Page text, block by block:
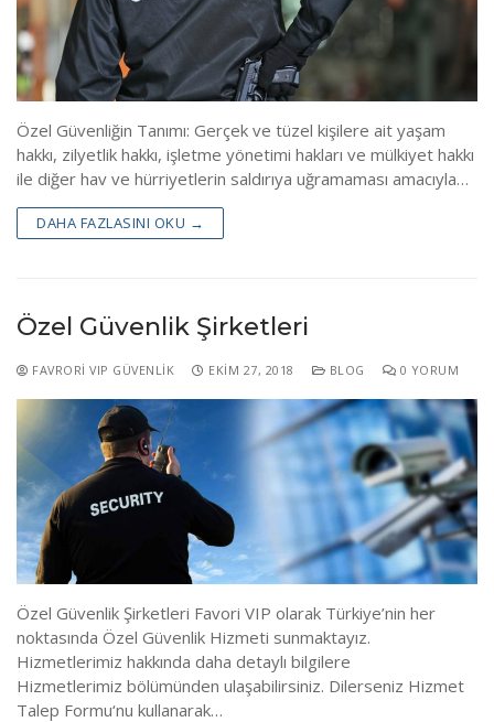
Sınav Yerleri
ÖGG Randevu
Sınav Sonuçları(Temel)
Sınav Sonuçları(Yenileme)
İletişim
Özel Güvenliğin Tanımı: Gerçek ve tüzel kişilere ait yaşam
hakkı, zilyetlik hakkı, işletme yönetimi hakları ve mülkiyet hakkı
ile diğer hav ve hürriyetlerin saldırıya uğramaması amacıyla…
DAHA FAZLASINI OKU →
Özel Güvenlik Şirketleri
FAVRORI VIP GÜVENLIK EKIM 27, 2018 BLOG 0 YORUM
Özel Güvenlik Şirketleri Favori VIP olarak Türkiye’nin her
noktasında Özel Güvenlik Hizmeti sunmaktayız.
Hizmetlerimiz hakkında daha detaylı bilgilere
Hizmetlerimiz bölümünden ulaşabilirsiniz. Dilerseniz Hizmet
Talep Formu‘nu kullanarak…